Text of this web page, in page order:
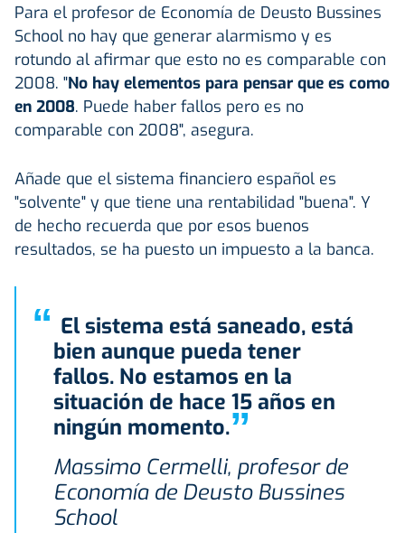
Para el profesor de Economía de Deusto Bussines
School no hay que generar alarmismo y es
rotundo al afirmar que esto no es comparable con
2008. "No hay elementos para pensar que es como
en 2008. Puede haber fallos pero es no
comparable con 2008", asegura.
Añade que el sistema financiero español es
"solvente" y que tiene una rentabilidad "buena". Y
de hecho recuerda que por esos buenos
resultados, se ha puesto un impuesto a la banca.
“ El sistema está saneado, está
bien aunque pueda tener
fallos. No estamos en la
situación de hace 15 años en
ningún momento.”
Massimo Cermelli, profesor de
Economía de Deusto Bussines
School